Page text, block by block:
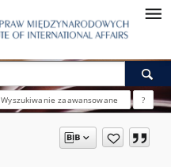
Wyszukiwanie zaawansowane ?